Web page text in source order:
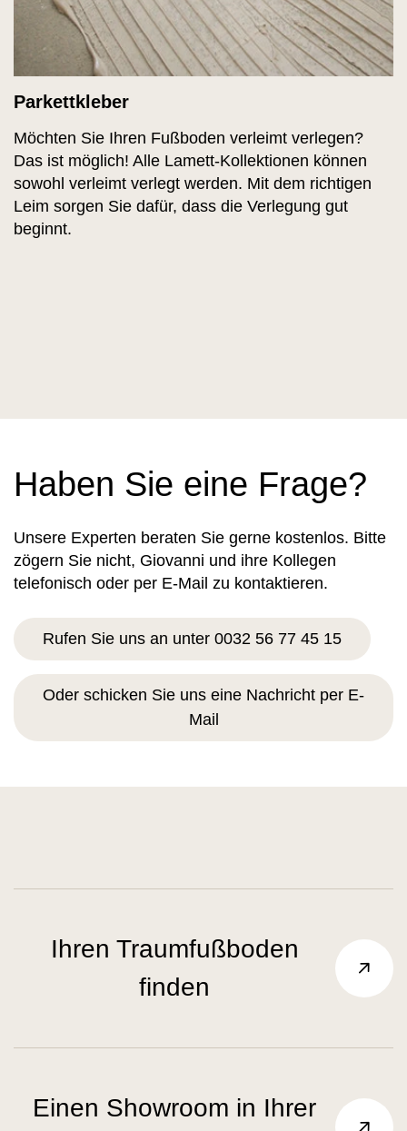
Parkettkleber
Möchten Sie Ihren Fußboden verleimt verlegen?
Das ist möglich! Alle Lamett-Kollektionen können
sowohl verleimt verlegt werden. Mit dem richtigen
Leim sorgen Sie dafür, dass die Verlegung gut
beginnt.
Haben Sie eine Frage?
Unsere Experten beraten Sie gerne kostenlos. Bitte
zögern Sie nicht, Giovanni und ihre Kollegen
telefonisch oder per E-Mail zu kontaktieren.
Rufen Sie uns an unter 0032 56 77 45 15
Oder schicken Sie uns eine Nachricht per E-
Mail
Ihren Traumfußboden
finden
Einen Showroom in Ihrer